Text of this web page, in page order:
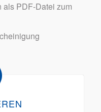
als PDF-Datei zum